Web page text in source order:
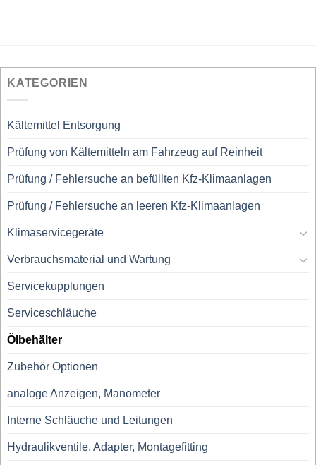
KATEGORIEN
Kältemittel Entsorgung
Prüfung von Kältemitteln am Fahrzeug auf Reinheit
Prüfung / Fehlersuche an befüllten Kfz-Klimaanlagen
Prüfung / Fehlersuche an leeren Kfz-Klimaanlagen
Klimaservicegeräte
Verbrauchsmaterial und Wartung
Servicekupplungen
Serviceschläuche
Ölbehälter
Zubehör Optionen
analoge Anzeigen, Manometer
Interne Schläuche und Leitungen
Hydraulikventile, Adapter, Montagefitting